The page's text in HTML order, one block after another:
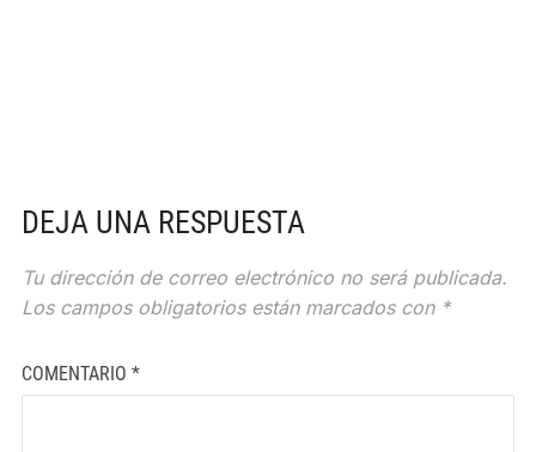
DEJA UNA RESPUESTA
Tu dirección de correo electrónico no será publicada.
Los campos obligatorios están marcados con *
COMENTARIO *